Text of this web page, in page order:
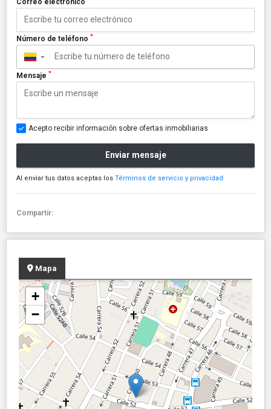
Correo electrónico
Número de teléfono *
▼
Mensaje *
Acepto recibir información sobre ofertas inmobiliarias
Enviar mensaje
Al enviar tus datos aceptas los Términos de servicio y privacidad
Compartir:
Mapa
+
−